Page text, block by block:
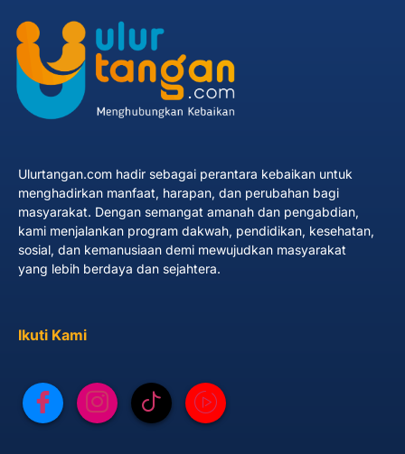
Ulurtangan.com hadir sebagai perantara kebaikan untuk
menghadirkan manfaat, harapan, dan perubahan bagi
masyarakat. Dengan semangat amanah dan pengabdian,
kami menjalankan program dakwah, pendidikan, kesehatan,
sosial, dan kemanusiaan demi mewujudkan masyarakat
yang lebih berdaya dan sejahtera.
Ikuti Kami